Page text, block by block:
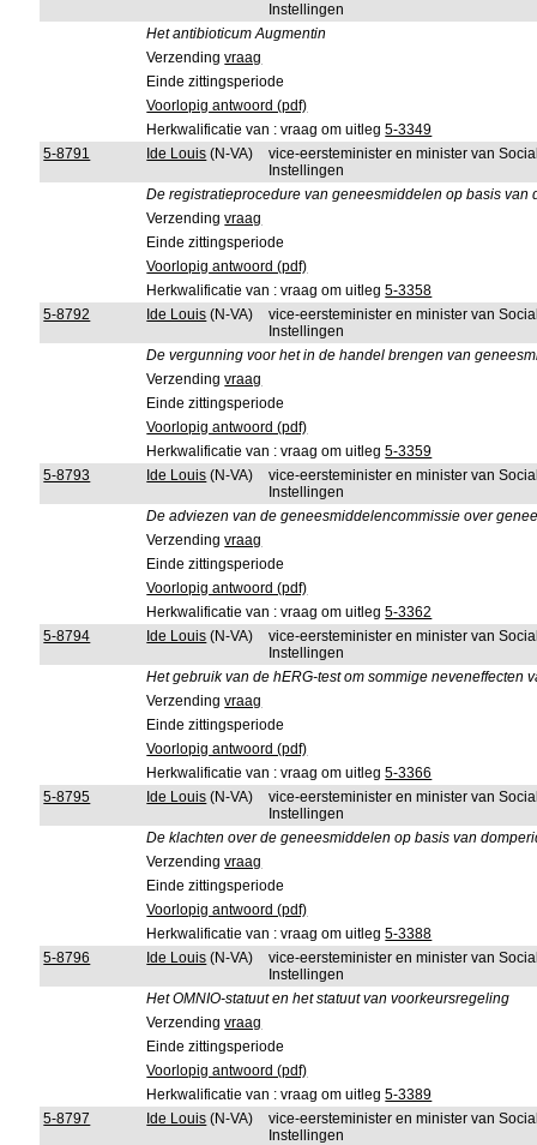
Instellingen
Het antibioticum Augmentin
Verzendingvraag
Einde zittingsperiode
Voorlopig antwoord (pdf)
Herkwalificatie van : vraag om uitleg5-3349
5-8791
Ide Louis (N-VA)
vice-eersteminister en minister van
Instellingen
De registratieprocedure van geneesmiddelen op basis van
Verzendingvraag
Einde zittingsperiode
Voorlopig antwoord (pdf)
Herkwalificatie van : vraag om uitleg5-3358
5-8792
Ide Louis (N-VA)
vice-eersteminister en minister van
Instellingen
De vergunning voor het in de handel brengen van
Verzendingvraag
Einde zittingsperiode
Voorlopig antwoord (pdf)
Herkwalificatie van : vraag om uitleg5-3359
5-8793
Ide Louis (N-VA)
vice-eersteminister en minister van
Instellingen
De adviezen van de geneesmiddelencommissie over
Verzendingvraag
Einde zittingsperiode
Voorlopig antwoord (pdf)
Herkwalificatie van : vraag om uitleg5-3362
5-8794
Ide Louis (N-VA)
vice-eersteminister en minister van
Instellingen
Het gebruik van de hERG-test om sommige neveneffecten
Verzendingvraag
Einde zittingsperiode
Voorlopig antwoord (pdf)
Herkwalificatie van : vraag om uitleg5-3366
5-8795
Ide Louis (N-VA)
vice-eersteminister en minister van
Instellingen
De klachten over de geneesmiddelen op basis van
Verzendingvraag
Einde zittingsperiode
Voorlopig antwoord (pdf)
Herkwalificatie van : vraag om uitleg5-3388
5-8796
Ide Louis (N-VA)
vice-eersteminister en minister van
Instellingen
Het OMNIO-statuut en het statuut van voorkeursregeling
Verzendingvraag
Einde zittingsperiode
Voorlopig antwoord (pdf)
Herkwalificatie van : vraag om uitleg5-3389
5-8797
Ide Louis (N-VA)
vice-eersteminister en minister van
Instellingen